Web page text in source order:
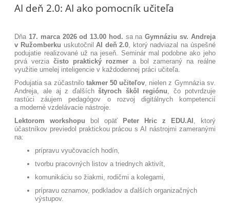
AI deň 2.0: AI ako pomocník učiteľa
Dňa 17. marca 2026 od 13.00 hod. sa na Gymnáziu sv. Andreja
v Ružomberku uskutočnil AI deň 2.0 , ktorý nadviazal na úspešné
podujatie realizované už na jeseň. Seminár mal podobne ako jeho
prvá verzia čisto praktický rozmer a bol zameraný na reálne
využitie umelej inteligencie v každodennej práci učiteľa.
Podujatia sa zúčastnilo takmer 50 učiteľov , nielen z Gymnázia sv.
Andreja, ale aj z ďalších štyroch škôl regiónu , čo potvrdzuje
rastúci záujem pedagógov o rozvoj digitálnych kompetencií
a moderné vzdelávacie nástroje.
Lektorom workshopu
bol opäť Peter Hric z EDU.AI
, ktorý
účastníkov previedol praktickou prácou s AI nástrojmi zameranými
na:
prípravu vyučovacích hodín,
tvorbu pracovných listov a triednych aktivít,
komunikáciu so žiakmi, rodičmi a kolegami,
prípravu oznamov, podkladov a ďalších organizačných
výstupov.